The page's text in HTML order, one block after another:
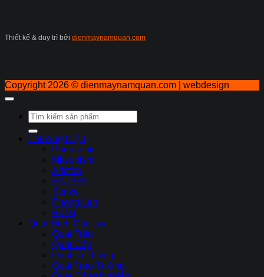
Thiết kế & duy trì bởi dienmaynamquan.com
Copyright 2026 © dienmaynamquan.com | webdesign
Tìm
kiếm:
Thương Hiệu
Panasonic
Mitsubishi
Ariston
HATARI
Senko
Phong Lan
Rossi
Quạt Điện Các Loại
Quạt Trần
Quạt Cây
Quạt Rút Lửng
Quạt Treo Tường